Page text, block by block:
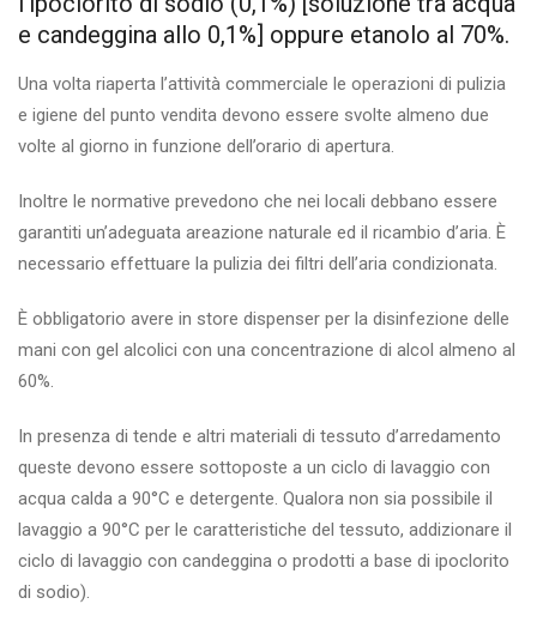
e candeggina allo 0,1%] oppure etanolo al 70%.
Una volta riaperta l’attività commerciale le operazioni di pulizia
e igiene del punto vendita devono essere svolte almeno due
volte al giorno in funzione dell’orario di apertura.
Inoltre le normative prevedono che nei locali debbano essere
garantiti un’adeguata areazione naturale ed il ricambio d’aria. È
necessario effettuare la pulizia dei filtri dell’aria condizionata.
È obbligatorio avere in store dispenser per la disinfezione delle
mani con gel alcolici con una concentrazione di alcol almeno al
60%.
In presenza di tende e altri materiali di tessuto d’arredamento
queste devono essere sottoposte a un ciclo di lavaggio con
acqua calda a 90°C e detergente. Qualora non sia possibile il
lavaggio a 90°C per le caratteristiche del tessuto, addizionare il
ciclo di lavaggio con candeggina o prodotti a base di ipoclorito
di sodio).